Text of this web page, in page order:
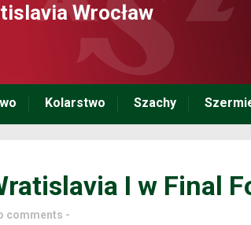
Wrocław
Kolarstwo Szachy
I w Final
comments